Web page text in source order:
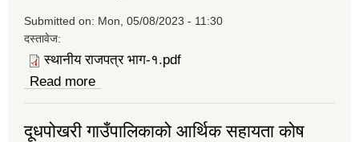
Submitted on: Mon, 05/08/2023 - 11:30
दस्तावेज:
स्थानीय राजपत्र भाग-१.pdf
Read more
दूधपोखरी गाउँपालिकाको आर्थिक सहायता कोष